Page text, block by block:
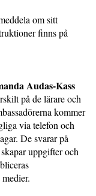
om sitt
finns på
Audas-Kass
på de lärare och
kommer
via telefon och
De svarar på
uppgifter och